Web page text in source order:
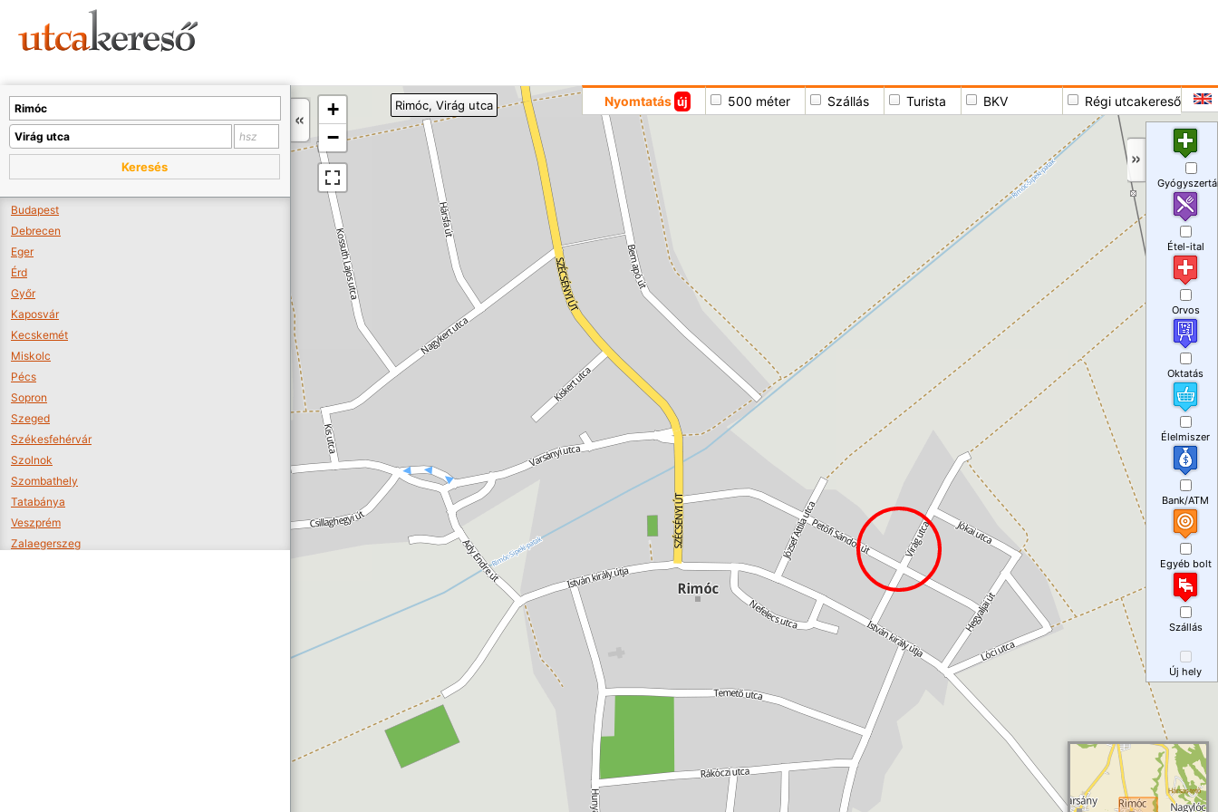
+
−
Nyomtatás új 500 méter Szállás Turista BKV Régi utcakereső
Rimóc, Virág utca
Keresés
Budapest
Debrecen
Eger
Érd
Győr
Kaposvár
Kecskemét
Miskolc
Pécs
Sopron
Szeged
Székesfehérvár
Szolnok
Szombathely
Tatabánya
Veszprém
Zalaegerszeg
Étel-ital
Orvos
Oktatás
Élelmiszer
Bank/ATM
Egyéb bolt
Szállás
Új hely
A térképet kicsinyíteni kell, hogy látszódjanak a boltok.
Boltok látszódjanak >>